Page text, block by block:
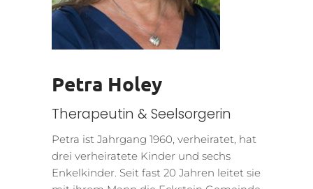
Petra Holey
Therapeutin & Seelsorgerin
Petra ist Jahrgang 1960, verheiratet, hat
drei verheiratete Kinder und sechs
Enkelkinder. Seit fast 20 Jahren leitet sie